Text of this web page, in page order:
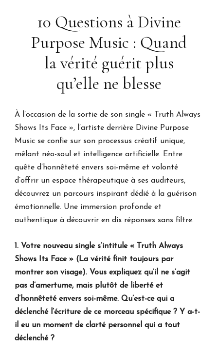
10 Questions à Divine
Purpose Music : Quand
la vérité guérit plus
qu’elle ne blesse
À l’occasion de la sortie de son single « Truth Always
Shows Its Face », l’artiste derrière Divine Purpose
Music se confie sur son processus créatif unique,
mêlant néo-soul et intelligence artificielle. Entre
quête d’honnêteté envers soi-même et volonté
d’offrir un espace thérapeutique à ses auditeurs,
découvrez un parcours inspirant dédié à la guérison
émotionnelle. Une immersion profonde et
authentique à découvrir en dix réponses sans filtre.
1. Votre nouveau single s’intitule « Truth Always
Shows Its Face » (La vérité finit toujours par
montrer son visage). Vous expliquez qu’il ne s’agit
pas d’amertume, mais plutôt de liberté et
d’honnêteté envers soi-même. Qu’est-ce qui a
déclenché l’écriture de ce morceau spécifique ? Y a-t-
il eu un moment de clarté personnel qui a tout
déclenché ?